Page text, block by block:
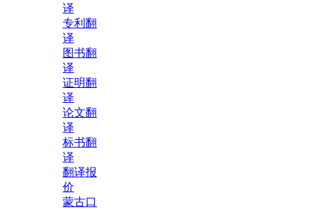
译
专利翻
译
图书翻
译
证明翻
译
论文翻
译
标书翻
译
翻译报
价
蒙古口